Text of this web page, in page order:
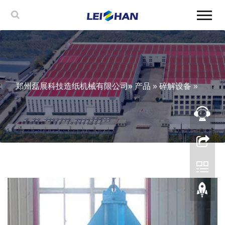
郑州磊展科技造纸机械有限公司» 产品 » 碎解设备»